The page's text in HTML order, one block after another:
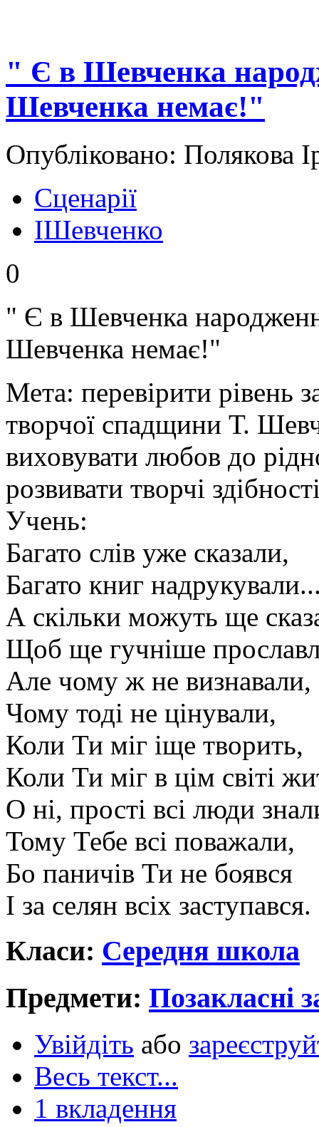
" Є в Шевченка
Шевченка немає!"
Опубліковано: Полякова
Сценарії
IШевченко
0
" Є в Шевченка
Шевченка немає!"
Мета: перевірити рівень
творчої спадщини Т.
виховувати любов до
розвивати творчі
Учень:
Багато слів уже сказали,
Багато книг
А скільки можуть ще
Щоб ще гучніше
Але чому ж не визнавали,
Чому тоді не цінували,
Коли Ти міг іще творить,
Коли Ти міг в цім світі
О ні, прості всі люди
Тому Тебе всі поважали,
Бо паничів Ти не боявся
І за селян всіх заступався.
Класи: Середня школа
Предмети: Позакласні
Увійдіть або
Весь текст...
1 вкладення